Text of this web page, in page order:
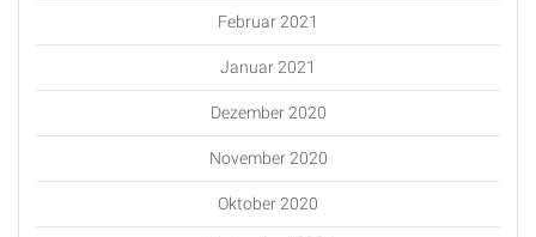
Februar 2021
Januar 2021
Dezember 2020
November 2020
Oktober 2020